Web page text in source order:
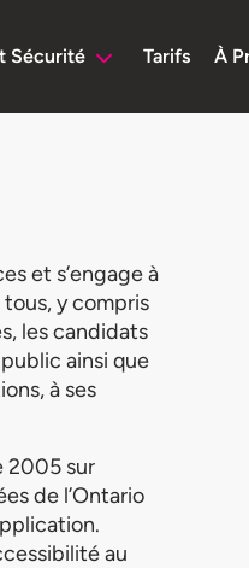
Sécurité Tarifs À
et s’engage à
y compris
les candidats
ainsi que
à ses
2005 sur
de l’Ontario
au